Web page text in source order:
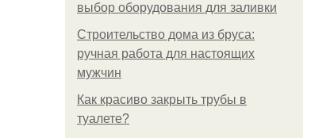
выбор оборудования для заливки
Строительство дома из бруса:
ручная работа для настоящих
мужчин
Как красиво закрыть трубы в
туалете?